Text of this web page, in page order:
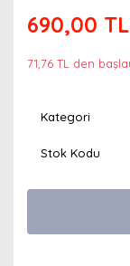
690,00 TL
71,76 TL den
Kategori
Stok Kodu